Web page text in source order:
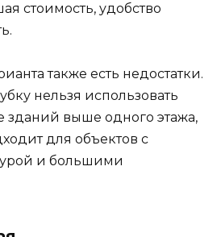
стоимость, удобство
также есть недостатки.
нельзя использовать
зданий выше одного этажа,
для объектов с
и большими